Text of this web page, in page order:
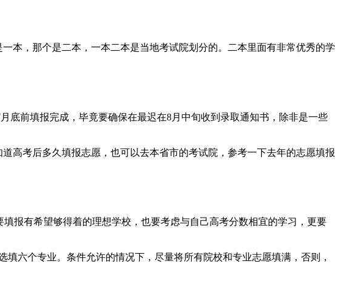
本，那个是二本，一本二本是当地考试院划分的。二本里面有非常优秀的学
底前填报完成，毕竟要确保在最迟在8月中旬收到录取通知书，除非是一些
高考后多久填报志愿，也可以去本省市的考试院，参考一下去年的志愿填报
报有希望够得着的理想学校，也要考虑与自己高考分数相宜的学习，更要
六个专业。条件允许的情况下，尽量将所有院校和专业志愿填满，否则，